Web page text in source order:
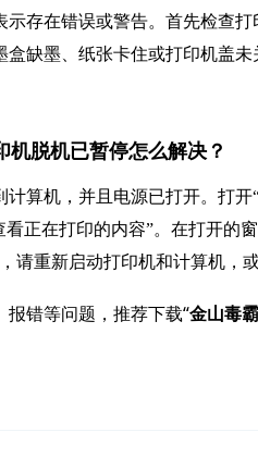
存在错误或警告。首先检查
缺墨、纸张卡住或打印机盖
机脱机已暂停怎么解决？
算机，并且电源已打开。打开
看正在打印的内容”。在打开的
请重新启动打印机和计算机，
错等问题，推荐下载“金山毒